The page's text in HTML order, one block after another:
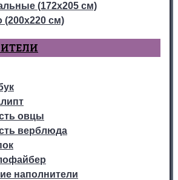
(172х205 см)
(200х220 см)
овцы
верблюда
наполнители